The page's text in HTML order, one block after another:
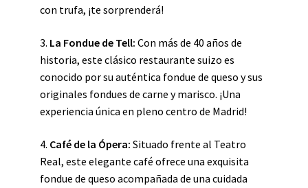
con trufa, ¡te sorprenderá!
3. La Fondue de Tell: Con más de 40 años de
historia, este clásico restaurante suizo es
conocido por su auténtica fondue de queso y sus
originales fondues de carne y marisco. ¡Una
experiencia única en pleno centro de Madrid!
4. Café de la Ópera: Situado frente al Teatro
Real, este elegante café ofrece una exquisita
fondue de queso acompañada de una cuidada